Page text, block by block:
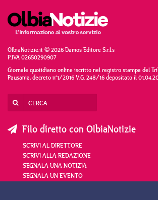
OlbiaNotizie.it © 2026 Damos Editore S.r.l.s
P.IVA 02650290907
Giornale quotidiano online iscritto nel registro stampa del
Pausania, decreto n°1/2016 V.G. 248/16 depositato il
Filo diretto con OlbiaNotizie
SCRIVI AL DIRETTORE
SCRIVI ALLA REDAZIONE
SEGNALA UNA NOTIZIA
SEGNALA UN EVENTO